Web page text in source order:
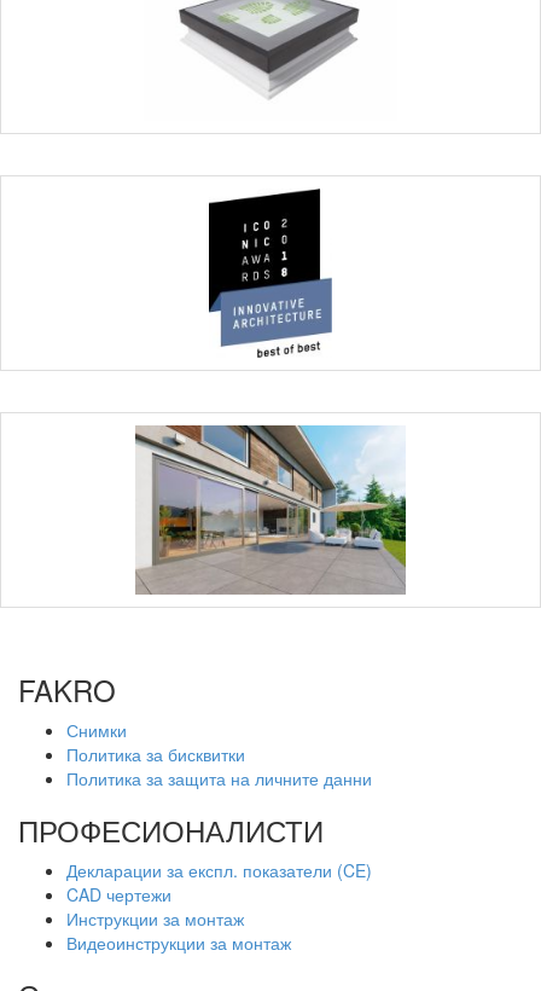
FAKRO
Снимки
Политика за бисквитки
Политика за защита на личните данни
ПРОФЕСИОНАЛИСТИ
Декларации за експл. показатели (CE)
CAD чертежи
Инструкции за монтаж
Видеоинструкции за монтаж